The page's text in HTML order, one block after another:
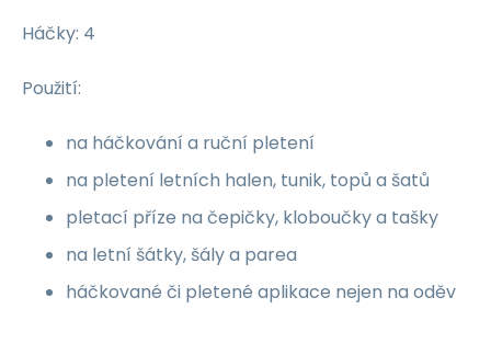
Háčky: 4
Použití:
na háčkování a ruční pletení
na pletení letních halen, tunik, topů a šatů
pletací příze na čepičky, kloboučky a tašky
na letní šátky, šály a parea
háčkované či pletené aplikace nejen na oděv